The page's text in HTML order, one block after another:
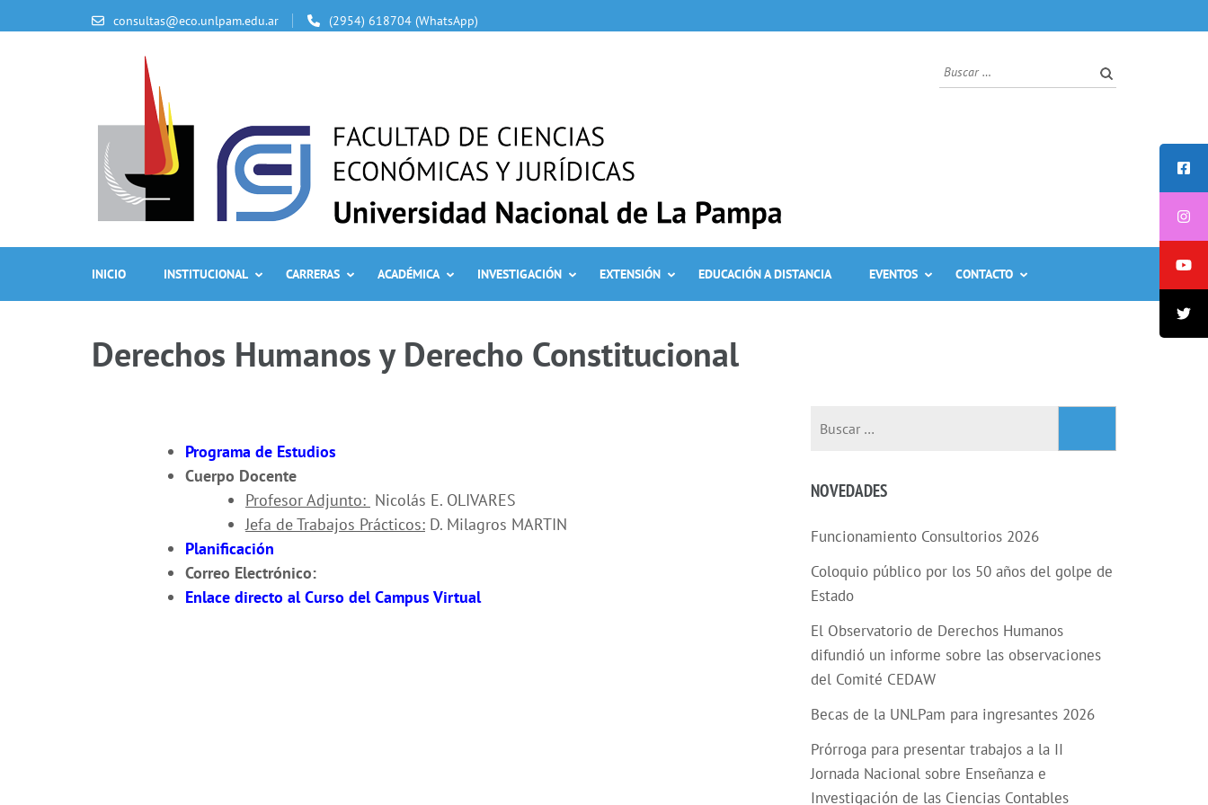
consultas@eco.unlpam.edu.ar (2954) 618704 (WhatsApp)
INICIO INSTITUCIONAL CARRERAS ACADÉMICA INVESTIGACIÓN EXTENSIÓN EDUCACIÓN A DISTANCIA EVENTOS CONTACTO
Derechos Humanos y Derecho Constitucional
Programa de Estudios
Cuerpo Docente
Profesor Adjunto: Nicolás E. OLIVARES
Jefa de Trabajos Prácticos: D. Milagros MARTIN
Planificación
Correo Electrónico:
Enlace directo al Curso del Campus Virtual
NOVEDADES
Funcionamiento Consultorios 2026
Coloquio público por los 50 años del golpe de
Estado
El Observatorio de Derechos Humanos
difundió un informe sobre las observaciones
del Comité CEDAW
Becas de la UNLPam para ingresantes 2026
Prórroga para presentar trabajos a la II
Jornada Nacional sobre Enseñanza e
Investigación de las Ciencias Contables